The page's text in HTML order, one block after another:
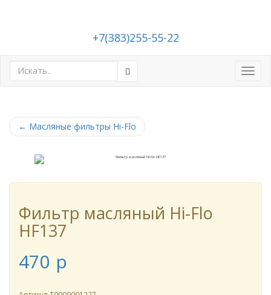
+7(383)255-55-22
← Масляные фильтры Hi-Flo
Фильтр масляный Hi-Flo
HF137
470 p